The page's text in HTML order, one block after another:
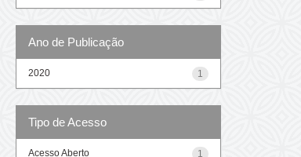
Ano de Publicação
1
2020
Tipo de Acesso
1
Acesso Aberto